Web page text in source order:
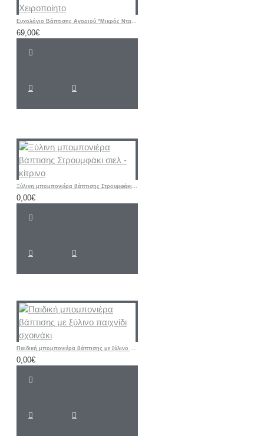
Ευχολόγιο Βάπτισης Αγοριού "Μικρός Νταής" | Χειροποίητο
69,00€
Ξύλινη μπομπονιέρα βάπτισης Στρουμφάκι σιελ - κίτρινο
0,00€
Παιδική μπομπονιέρα βάπτισης με ξύλινο παιχνίδι σχοινάκι
0,00€